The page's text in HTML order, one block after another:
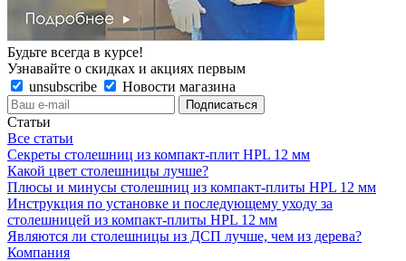
Будьте всегда в курсе!
Узнавайте о скидках и акциях первым
unsubscribe
Новости магазина
Статьи
Все статьи
Секреты столешниц из компакт-плит HPL 12 мм
Какой цвет столешницы лучше?
Плюсы и минусы столешниц из компакт-плиты HPL 12 мм
Инструкция по установке и последующему уходу за
столешницей из компакт-плиты HPL 12 мм
Являются ли столешницы из ДСП лучше, чем из дерева?
Компания